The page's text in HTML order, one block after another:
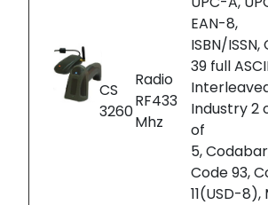
CS
3260
Radio
RF433
Mhz
EAN-8,
ISBN/
39 full
Industry 2
of
5,
Code 93,
11(USD-